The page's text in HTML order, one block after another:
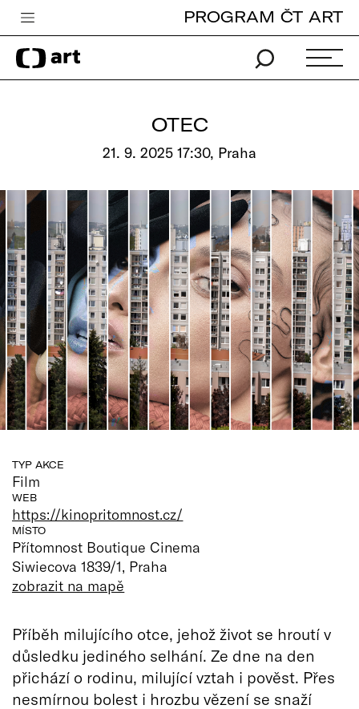
Česká televize
Zpravodajství
Pro děti
edu
Vše o ČT
PROGRAM ČT ART
OTEC
21. 9. 2025 17:30, Praha
TYP AKCE
Film
WEB
https://kinopritomnost.cz/
MÍSTO
Přítomnost Boutique Cinema
Siwiecova 1839/1, Praha
zobrazit na mapě
Příběh milujícího otce, jehož život se hroutí v
důsledku jediného selhání. Ze dne na den
přichází o rodinu, milující vztah i pověst. Přes
nesmírnou bolest i hrozbu vězení se snaží